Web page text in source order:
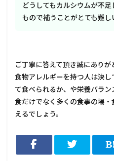
どうしてもカルシウムが不
もので補うことがとても難し
ご丁寧に答えて頂き誠にありが
食物アレルギーを持つ人は決
て食べられるか、や栄養バラ
食だけでなく多くの食事の場
えるでしょう。